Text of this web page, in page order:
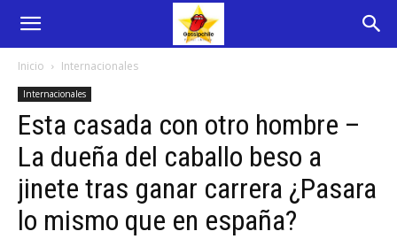
Inicio Internacionales
Internacionales
Esta casada con otro hombre –
La dueña del caballo beso a
jinete tras ganar carrera ¿Pasara
lo mismo que en españa?